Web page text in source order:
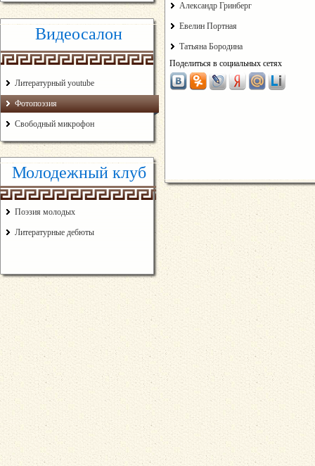
Видеосалон
Литературный youtube
Фотопоэзия
Свободный микрофон
Молодежный клуб
Поэзия молодых
Литературные дебюты
Александр Гринберг
Евелин Портная
Татьяна Бородина
Поделиться в социальных сетях